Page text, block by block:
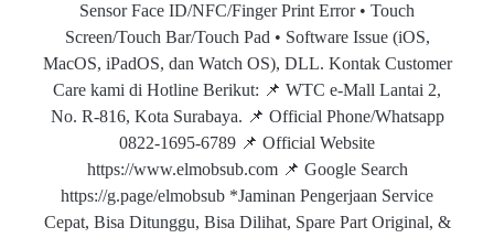
Sensor Face ID/NFC/Finger Print Error • Touch
Screen/Touch Bar/Touch Pad • Software Issue (iOS,
MacOS, iPadOS, dan Watch OS), DLL. Kontak Customer
Care kami di Hotline Berikut: 📌 WTC e-Mall Lantai 2,
No. R-816, Kota Surabaya. 📌 Official Phone/Whatsapp
0822-1695-6789 📌 Official Website
https://www.elmobsub.com 📌 Google Search
https://g.page/elmobsub *Jaminan Pengerjaan Service
Cepat, Bisa Ditunggu, Bisa Dilihat, Spare Part Original, &